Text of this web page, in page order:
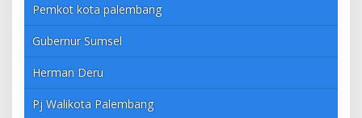
Pemkot kota palembang
Gubernur Sumsel
Herman Deru
Pj Walikota Palembang